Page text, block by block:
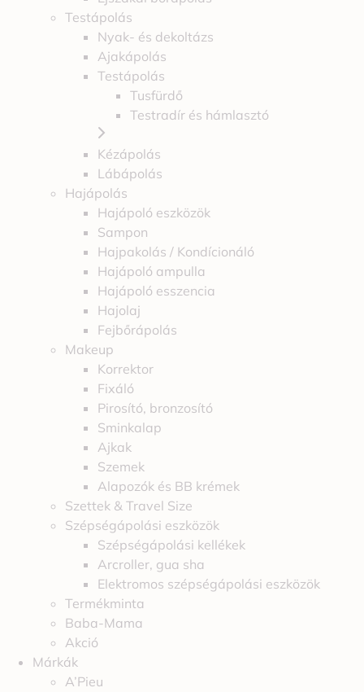
Testápolás
Nyak- és dekoltázs
Ajakápolás
Testápolás
Tusfürdő
Testradír és hámlasztó
Kézápolás
Lábápolás
Hajápolás
Hajápoló eszközök
Sampon
Hajpakolás / Kondícionáló
Hajápoló ampulla
Hajápoló esszencia
Hajolaj
Fejbőrápolás
Makeup
Korrektor
Fixáló
Pirosító, bronzosító
Sminkalap
Ajkak
Szemek
Alapozók és BB krémek
Szettek & Travel Size
Szépségápolási eszközök
Szépségápolási kellékek
Arcroller, gua sha
Elektromos szépségápolási eszközök
Termékminta
Baba-Mama
Akció
Márkák
A’Pieu